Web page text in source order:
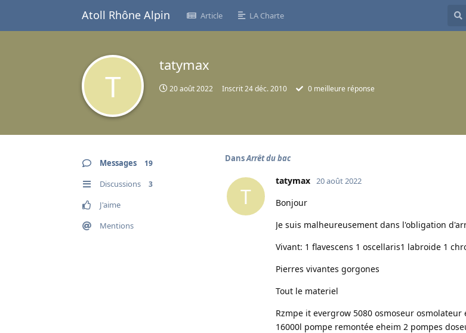
Atoll Rhône Alpin Article LA Charte
T
tatymax
20 août 2022 Inscrit24 déc. 2010 0 meilleure réponse
Messages 19
Discussions 3
J'aime
Mentions
DansArrêt du bac
T
tatymax 20 août 2022
Bonjour
Je suis malheureusement dans l'obligation
Vivant: 1 flavescens 1 oscellaris1 labroide 1
Pierres vivantes gorgones
Tout le materiel
Rzmpe it evergrow 5080 osmoseur
16000l pompe remontée eheim 2 pompes